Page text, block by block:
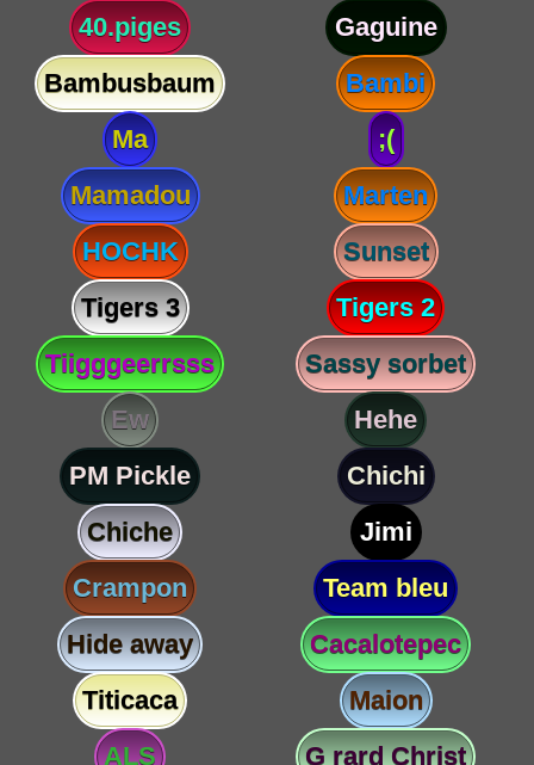
40.piges
Gaguine
Bambusbaum
Bambi
Ma
;(
Mamadou
Marten
HOCHK
Sunset
Tigers 3
Tigers 2
Tiigggeerrsss
Sassy sorbet
Ew
Hehe
PM Pickle
Chichi
Chiche
Jimi
Crampon
Team bleu
Hide away
Cacalotepec
Titicaca
Maion
ALS
G rard Christ